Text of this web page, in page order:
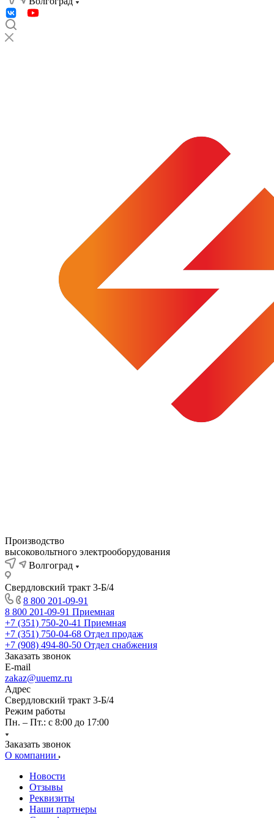
Производство
высоковольтного электрооборудования
Волгоград
Свердловский тракт 3-Б/4
8 800 201-09-91
8 800 201-09-91 Приемная
+7 (351) 750-20-41 Приемная
+7 (351) 750-04-68 Отдел продаж
+7 (908) 494-80-50 Отдел снабжения
Заказать звонок
E-mail
zakaz@uuemz.ru
Адрес
Свердловский тракт 3-Б/4
Режим работы
Пн. – Пт.: с 8:00 до 17:00
Заказать звонок
О компании
Новости
Отзывы
Реквизиты
Наши партнеры